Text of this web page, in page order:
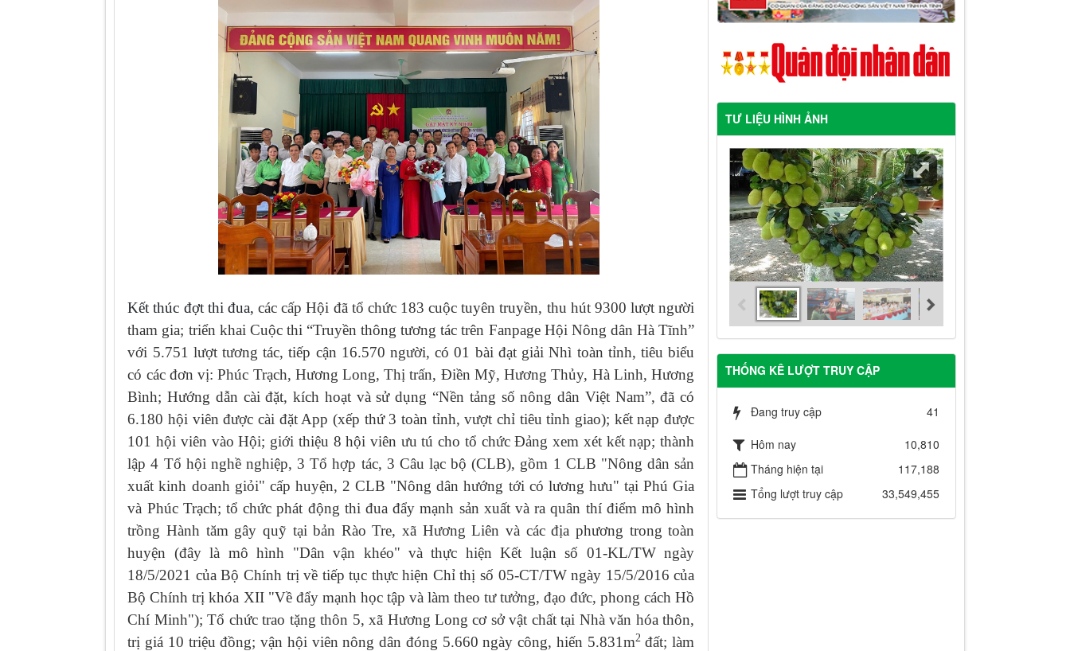
Kết thúc đợt thi đua,các cấp Hội đã tổ chức 183 cuộc tuyên truyền, thu hút 9300 lượt người
tham gia; triển khai Cuộc thi “Truyền thông tương tác trên Fanpage Hội Nông dân Hà Tĩnh”
với 5.751 lượt tương tác, tiếp cận 16.570 người, có 01 bài đạt giải Nhì toàn tỉnh, tiêu biểu
có các đơn vị: Phúc Trạch, Hương Long, Thị trấn, Điền Mỹ, Hương Thủy, Hà Linh, Hương
Bình; Hướng dẫn cài đặt, kích hoạt và sử dụng “Nền tảng số nông dân Việt Nam”, đã có
6.180 hội viên được cài đặt App (xếp thứ 3 toàn tỉnh, vượt chỉ tiêu tỉnh giao); kết nạp được
101 hội viên vào Hội; giới thiệu 8 hội viên ưu tú cho tổ chức Đảng xem xét kết nạp; thành
lập 4 Tổ hội nghề nghiệp, 3 Tổ hợp tác, 3 Câu lạc bộ (CLB), gồm 1 CLB "Nông dân sản
xuất kinh doanh giỏi" cấp huyện, 2 CLB "Nông dân hướng tới có lương hưu" tại Phú Gia
và Phúc Trạch; tổ chức phát động thi đua đẩy mạnh sản xuất và ra quân thí điểm mô hình
trồng Hành tăm gây quỹ tại bản Rào Tre, xã Hương Liên và các địa phương trong toàn
huyện (đây là mô hình "Dân vận khéo" và thực hiện Kết luận số 01-KL/TW ngày
18/5/2021 của Bộ Chính trị về tiếp tục thực hiện Chỉ thị số 05-CT/TW ngày 15/5/2016 của
Bộ Chính trị khóa XII "Về đẩy mạnh học tập và làm theo tư tưởng, đạo đức, phong cách Hồ
Chí Minh"); Tổ chức trao tặng thôn 5, xã Hương Long cơ sở vật chất tại Nhà văn hóa thôn,
trị giá 10 triệu đồng; vận hội viên nông dân đóng 5.660 ngày công, hiến 5.831m2đất; làm
TƯ LIỆU HÌNH ẢNH
THỐNG KÊ LƯỢT TRUY CẬP
Đang truy cập 41
Hôm nay
10,810
Tháng hiện tại
117,188
Tổng lượt truy cập
33,549,455